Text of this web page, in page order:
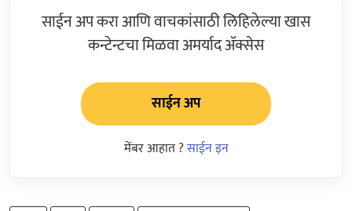
साईन अप करा आणि वाचकांसाठी लिहिलेल्या खास
कन्टेन्टचा मिळवा अमर्याद ॲक्सेस
साईन अप
मेंबर आहात ?साईन इन